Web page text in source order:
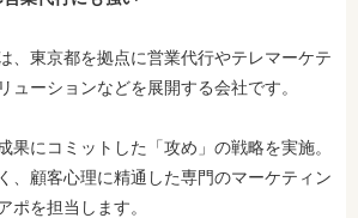
、東京都を拠点に営業代行やテレマーケテ
ューションなどを展開する会社です。
果にコミットした「攻め」の戦略を実施。
、顧客心理に精通した専門のマーケティン
ポを担当します。